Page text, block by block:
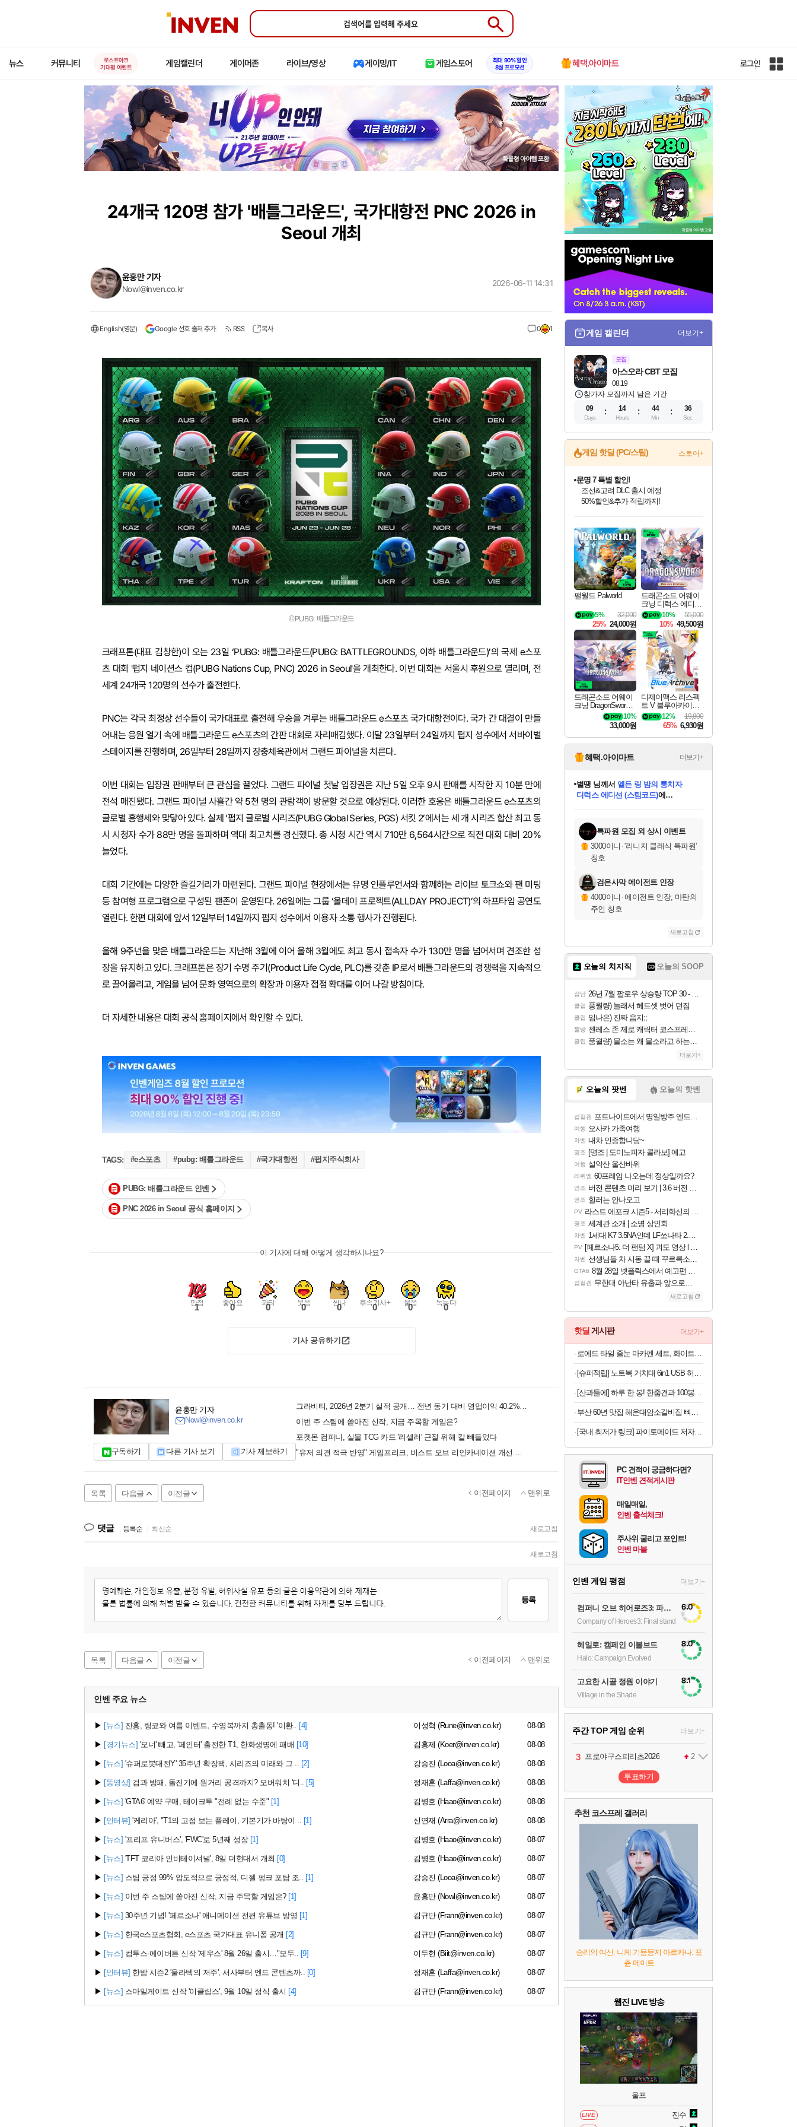
인
Submit
뉴스 커뮤니티
로스트아크
기대평 이벤트
게임캘린더 게이머존 라이브/영상 게이밍/IT 게임스토어
최대 90% 할인
8월 프로모션
혜택.아이마트 로그인
인
24개국 120명 참가 '배틀그라운드', 국가대항전 PNC 2026 in
Seoul 개최
윤홍만 기자
Nowl@inven.co.kr
English(영문) Google 선호 출처 추가 RSS 복사 0 1
2026-06-11 14:31
©PUBG: 배틀그라운드
크래프톤(대표 김창한)이 오는 23일 ‘PUBG: 배틀그라운드(PUBG: BATTLEGROUNDS, 이하 배틀그라운드)’의 국제 e스포
츠 대회 '펍지 네이션스 컵(PUBG Nations Cup, PNC) 2026 in Seoul'을 개최한다. 이번 대회는 서울시 후원으로 열리며, 전
세계 24개국 120명의 선수가 출전한다.
PNC는 각국 최정상 선수들이 국가대표로 출전해 우승을 겨루는 배틀그라운드 e스포츠 국가대항전이다. 국가 간 대결이 만들
어내는 응원 열기 속에 배틀그라운드 e스포츠의 간판 대회로 자리매김했다. 이달 23일부터 24일까지 펍지 성수에서 서바이벌
스테이지를 진행하며, 26일부터 28일까지 장충체육관에서 그랜드 파이널을 치른다.
이번 대회는 입장권 판매부터 큰 관심을 끌었다. 그랜드 파이널 첫날 입장권은 지난 5일 오후 9시 판매를 시작한 지 10분 만에
전석 매진됐다. 그랜드 파이널 사흘간 약 5천 명의 관람객이 방문할 것으로 예상된다. 이러한 호응은 배틀그라운드 e스포츠의
글로벌 흥행세와 맞닿아 있다. 실제 ‘펍지 글로벌 시리즈(PUBG Global Series, PGS) 서킷 2’에서는 세 개 시리즈 합산 최고 동
시 시청자 수가 88만 명을 돌파하며 역대 최고치를 경신했다. 총 시청 시간 역시 710만 6,564시간으로 직전 대회 대비 20%
늘었다.
대회 기간에는 다양한 즐길거리가 마련된다. 그랜드 파이널 현장에서는 유명 인플루언서와 함께하는 라이브 토크쇼와 팬 미팅
등 참여형 프로그램으로 구성된 팬존이 운영된다. 26일에는 그룹 ‘올데이 프로젝트(ALLDAY PROJECT)’의 하프타임 공연도
열린다. 한편 대회에 앞서 12일부터 14일까지 펍지 성수에서 이용자 소통 행사가 진행된다.
올해 9주년을 맞은 배틀그라운드는 지난해 3월에 이어 올해 3월에도 최고 동시 접속자 수가 130만 명을 넘어서며 견조한 성
장을 유지하고 있다. 크래프톤은 장기 수명 주기(Product Life Cycle, PLC)를 갖춘 IP로서 배틀그라운드의 경쟁력을 지속적으
로 끌어올리고, 게임을 넘어 문화 영역으로의 확장과 이용자 접점 확대를 이어 나갈 방침이다.
더 자세한 내용은 대회 공식 홈페이지에서 확인할 수 있다.
TAGS: #e스포츠 #pubg: 배틀그라운드 #국가대항전 #펍지주식회사
PUBG: 배틀그라운드 인벤
PNC 2026 in Seoul 공식 홈페이지
이 기사에 대해 어떻게 생각하시나요?
만점
1 좋아요
0 파티
0 웃음
0 씬나
0 후속기사+
0 울음
0 녹는다
0
기사 공유하기
윤홍만 기자
Nowl@inven.co.kr
구독하기 다른 기사 보기 기사 제보하기
이번 주 스팀에 쏟아진 신작, 지금 주목할 게임은?
포켓몬 컴퍼니, 실물 TCG 카드 '리셀러' 근절 위해 칼 빼들었다
목록 다음글 이전글 이전페이지 맨위로
댓글 등록순 최신순 새로고침
새로고침
등록
목록 다음글 이전글 이전페이지 맨위로
인벤 주요 뉴스
▶ [뉴스] 잔홍, 링코와 여름 이벤트, 수영복까지 총출동! '이환.. [4] 이성혁 (Rune@inven.co.kr) 08-08
▶ [경기뉴스] '오너' 빼고, '페인터' 출전한 T1, 한화생명에 패배 [10] 김홍제 (Koer@inven.co.kr) 08-08
▶ [뉴스] '슈퍼로봇대전Y' 35주년 확장팩, 시리즈의 미래와 그 .. [2] 강승진 (Looa@inven.co.kr) 08-08
▶ [동영상] 검과 방패, 돌진기에 원거리 공격까지? 오버워치 '디.. [5] 정재훈 (Laffa@inven.co.kr) 08-08
▶ [뉴스] 'GTA6' 예약 구매, 테이크투 "전례 없는 수준" [1] 김병호 (Haao@inven.co.kr) 08-08
▶ [인터뷰] '케리아', "T1의 고점 보는 플레이, 기본기가 바탕이 .. [1] 신연재 (Arra@inven.co.kr) 08-08
▶ [뉴스] '프리프 유니버스', 'FWC'로 5년째 성장 [1] 김병호 (Haao@inven.co.kr) 08-07
▶ [뉴스] 'TFT 코리아 인비테이셔널', 8일 더현대서 개최 [0] 김병호 (Haao@inven.co.kr) 08-07
▶ [뉴스] 스팀 긍정 99% 압도적으로 긍정적, 디젤 펑크 포탑 조.. [1] 강승진 (Looa@inven.co.kr) 08-07
▶ [뉴스] 이번 주 스팀에 쏟아진 신작, 지금 주목할 게임은? [1] 윤홍만 (Nowl@inven.co.kr) 08-07
▶ [뉴스] 30주년 기념! '페르소나' 애니메이션 전편 유튜브 방영 [1] 김규만 (Frann@inven.co.kr) 08-07
▶ [뉴스] 한국e스포츠협회, e스포츠 국가대표 유니폼 공개 [2] 김규만 (Frann@inven.co.kr) 08-07
▶ [뉴스] 컴투스-에이버튼 신작 '제우스' 8월 26일 출시…"모두.. [9] 이두현 (Biit@inven.co.kr) 08-07
▶ [인터뷰] 한밤 시즌2 '울라텍의 저주', 서사부터 엔드 콘텐츠까.. [0] 정재훈 (Laffa@inven.co.kr) 08-07
▶ [뉴스] 스마일게이트 신작 '이클립스', 9월 10일 정식 출시 [4] 김규만 (Frann@inven.co.kr) 08-07
벤
게임 캘린더 더보기+
모집
08.19
아스오라 CBT 모집
참가자 모집까지 남은 기간
09
Days
14
Hours
44
Min
35
Sec
게임 핫딜 (PC/스팀) 스토어+
최대 90% 할인가를 만나보세요!
네이버혜택과 함께 만나보세요!
문명 7 특별 할인!
조선&고려 DLC 출시 예정
50%할인&추가 적립까지!
네이버 포인트 혜택까지!
이니&베니 혜택까지!
네이버 혜택가와 함께 예약하세요!
할인&네이버혜택으로 만나보세요!
네이버페이 혜택과 만나보세요!
40주년 프로모션으로 만나보세요!
할인가에 만나보세요!
일부 에디션 상시 할인!
혜택으로 예약 판매 중
편안하게 충전하세요
팰월드 Palworld
32,000
5%
25% 24,000원
드래곤소드 어웨이
크닝 디럭스 에디션
DragonSword Awake
ning Deluxe Edition
55,000
10%
10% 49,500원
드래곤소드 어웨이
크닝 DragonSword A
10%
33,000원
디제이맥스 리스펙
트 V 블루아카이브
팩 DJMAX RESPE
CT V Blue Archive P
ack DLC
19,800
12%
65% 6,930원
혜택.아이마트 더보기+
교환.
당첨되셨습니다.
니코 님께서 (본편포함) 데이브 더
다이버 인 더 정글 번들 (스팀코드)
당첨되셨습니다.
당첨되셨습니다.
당첨되셨습니다.
당첨되셨습니다.
당첨되셨습니다.
에디션 (스팀코드)를 교환.
당첨되셨습니다.
특파원 모집 외 상시 이벤트
3000이니 ·'리니지 클래식 특파원'
칭호
검은사막 에이전트 인장
4000이니 ·에이전트 인장, 마탄의
주인 칭호
새로고침
오늘의 치지직 오늘의 SOOP
잡담 26년 7월 팔로우 상승량 TOP 30 - 월간 치지직
클립 풍월량) 놀래서 헤드셋 벗어 던짐
클립 임나은) 진짜 음지;;
짤방 젠레스 존 제로 캐릭터 코스프레한 꽁주
클립 풍월량) 물소는 왜 물소라고 하는거야? 아! 그만 ㅋㅋ 알았어 ㅋㅋ
더보기+
오늘의 팟벤 오늘의 핫벤
섭컬겜 포트나이트에서 명일방주 엔드필드 [펠리카] 판매 예정
여행 오사카 가족여행
차벤 내차 인증합니당~
명조 [명조 | 도미노피자 콜라보] 예고
여행 설악산 울산바위
레퀴엠 60프레임 나오는데 정상일까요?
명조 버전 콘텐츠 미리 보기 | 3.6 버전 「신기루 속 등불 그림자, 속세에 깃든 검의 결심」이 8월 20일에 업데이트됩니다!
명조 힐러는 안나오고
PV 라스트 에포크 시즌5 - 서리화신의 분노 티저
명조 세계관 소개 | 소명 상인회
차벤 1세대 K7 3.5NA인데 LF쏘나타 2.0NA 기변하면 유류비 절약이 얼마나 될까요..?
PV [페르소나5: 더 팬텀 X] 괴도 영상 l 타카마키 안·댄싱 스타
차벤 선생님들 차 시동 끌 때 꾸르륵소리나는데
GTA6 8월 28일 넷플릭스에서 예고편 공개 예정
섭컬겜 무한대 아난타 유출과 앞으로의 예상 (루머)
새로고침
핫딜 게시판 더보기+
로에드 타일 줄눈 마카펜 세트, 화이트, 5P, 1세트
[슈퍼적립] 노트북 거치대 6in1 USB 허브형 높이 조절 받침대 스탠드 LD204H
[산과들에] 하루 한 봉! 한줌견과 100봉 모음~맛보기팩 (인기구성 50봉+50봉까지!)
부산 60년 맛집 해운대암소갈비집 뼈없는 갈비탕 800g*5팩 (총 4kg) | 살코기 듬뿍 순살 소 갈비탕 진한 국물
[국내 최저가 링크] 파이토메이드 저자극 초극세 프리미엄 칫솔, 10개입, 3세트
PC 견적이 궁금하다면?
IT인벤 견적게시판
매일매일,
인벤 출석체크!
주사위 굴리고 포인트!
인벤 마블
인벤 게임 평점 더보기+
컴퍼니 오브 히어로즈3: 파이널 스탠드
Company of Heroes3: Final stand
6.0
헤일로: 캠페인 이볼브드
Halo: Campaign Evolved
8.0
고요한 시골 정원 이야기
Village in the Shade
8.1
주간 TOP 게임 순위 더보기+
1 팰월드
2 1
3 프로야구스피리츠2026 2
4 드래곤소드 : 어웨이크닝 2
5 블라인드 삼국 1
리듬 천국 미라클 스타즈
헤일로: 캠페인 이볼브드 2
캡틴 츠바사 2 월드 파이터즈
투표하기
추천 코스프레 갤러리
승리의 여신: 니케 기묭묭지 아르카나: 포
츈 메이트
웹진 LIVE 방송
울프
LIVE 진수